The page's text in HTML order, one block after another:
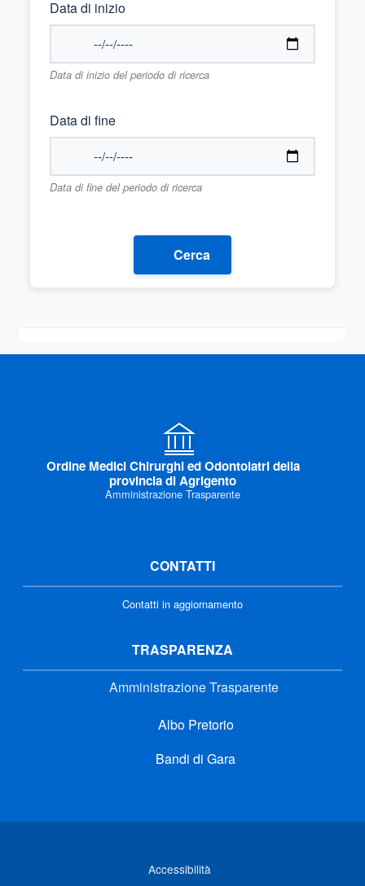
Data di inizio
Data di inizio del periodo di ricerca
Data di fine
Data di fine del periodo di ricerca
Cerca
Ordine Medici Chirurghi ed Odontoiatri della
provincia di Agrigento
Amministrazione Trasparente
CONTATTI
Contatti in aggiornamento
TRASPARENZA
Amministrazione Trasparente
Albo Pretorio
Bandi di Gara
Accessibilità